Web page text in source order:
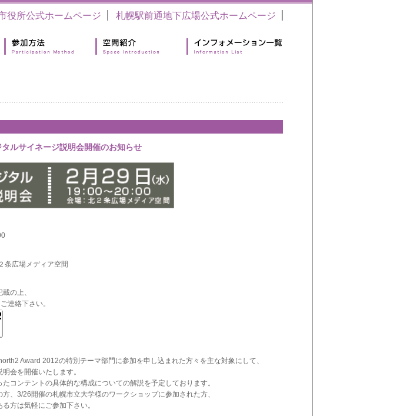
役所公式ホームページ 札幌駅前通地下広場公式ホームページ
タルサイネージ説明会開催のお知らせ
条広場メディア空間
の上、
連絡下さい。
Award 2012の特別テーマ部門に参加を申し込まれた方々を主な対象にして、
会を開催いたします。
コンテントの具体的な構成についての解説を予定しております。
、3/26開催の札幌市立大学様のワークショップに参加された方、
方は気軽にご参加下さい。